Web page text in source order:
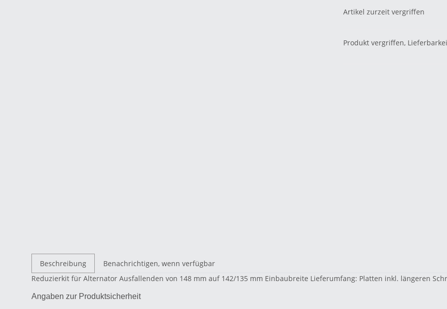
Artikel zurzeit vergriffen
Produkt vergriffen,
Beschreibung
Benachrichtigen, wenn verfügbar
Reduzierkit für Alternator Ausfallenden von 148 mm auf 142/135 mm Einbaubreite Lieferumfang: Platten inkl. längeren
Angaben zur Produktsicherheit